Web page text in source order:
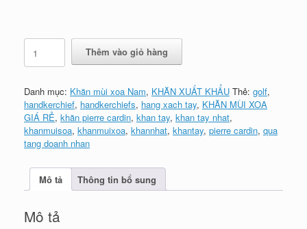
mùi
xoa
khẩu
A6-
xám
số
lượng
Thêm vào giỏ hàng
Danh mục: Khăn mùi xoa Nam, KHĂN XUẤT KHẨU Thẻ: golf,
handkerchief, handkerchiefs, hang xach tay, KHĂN MÙI XOA
GIÁ RẺ, khăn pierre cardin, khan tay, khan tay nhat,
khanmuisoa, khanmuixoa, khannhat, khantay, pierre cardin, qua
tang doanh nhan
Mô tả Thông tin bổ sung
Mô tả